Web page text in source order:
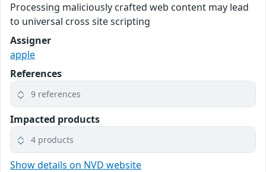
Processing maliciously crafted web content may lead
to universal cross site scripting
Assigner
apple
References
9 references
Impacted products
4 products
Show details on NVD website